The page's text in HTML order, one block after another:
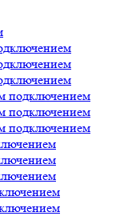
подключением
подключением
подключением